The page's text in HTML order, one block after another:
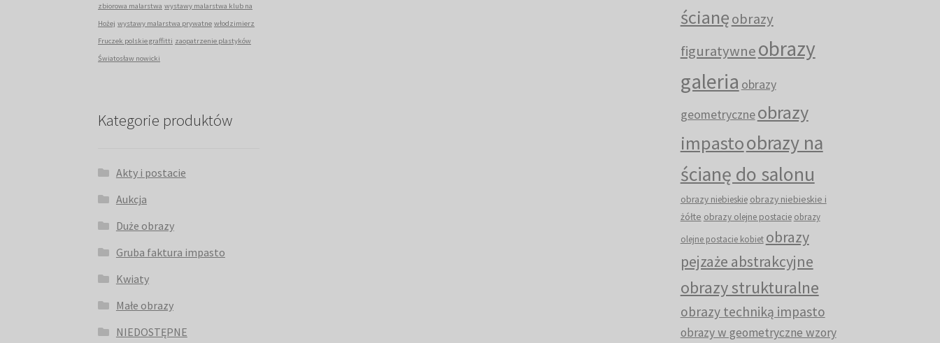
zbiorowa malarstwa wystawy malarstwa klub na
Hożej wystawy malarstwa prywatne włodzimierz
Fruczek polskie graffitti zaopatrzenie plastyków
Światosław nowicki
Kategorie produktów
Akty i postacie
Aukcja
Duże obrazy
Gruba faktura impasto
Kwiaty
Małe obrazy
NIEDOSTĘPNE
ścianęobrazy
figuratywneobrazy
galeria obrazy
geometryczneobrazy
impastoobrazy na
ścianę do salonu
obrazy niebieskie obrazy niebieskie i
żółte obrazy olejne postacie obrazy
olejne postacie kobiet obrazy
pejzaże abstrakcyjne
obrazy strukturalne
obrazy techniką impasto
obrazy w geometryczne wzory